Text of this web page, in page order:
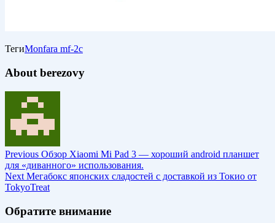
ТегиMonfara mf-2c
About berezovy
Previous Обзор Xiaomi Mi Pad 3 — хороший android планшет
для «диванного» использования.
Next Мегабокс японских сладостей с доставкой из Токио от
TokyoTreat
Обратите внимание